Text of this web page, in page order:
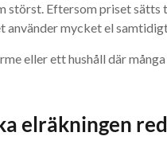
störst. Eftersom priset
använder mycket el
eller ett hushåll där
elräkningen